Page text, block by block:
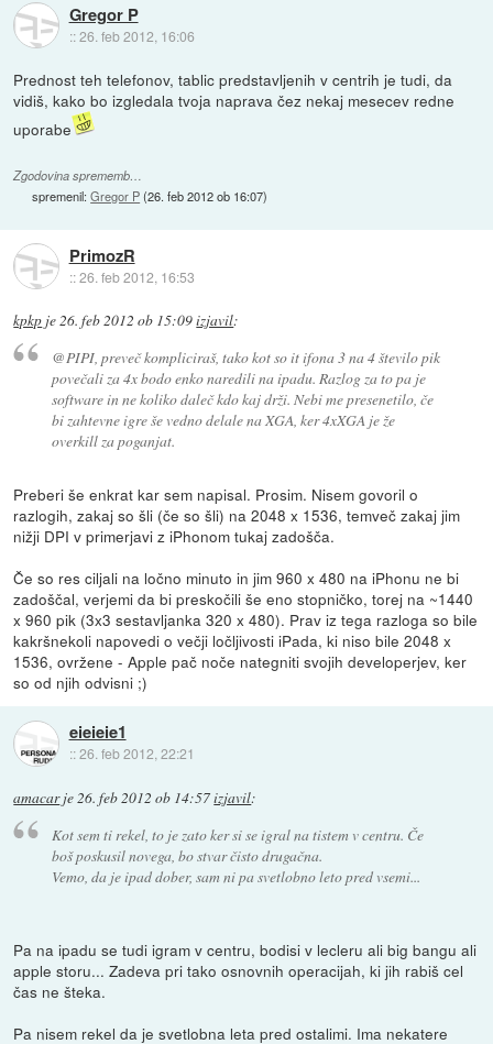
Gregor P
::26. feb 2012, 16:06
Prednost teh telefonov, tablic predstavljenih v centrih je tudi, da
vidiš, kako bo izgledala tvoja naprava čez nekaj mesecev redne
uporabe
Zgodovina sprememb…
spremenil:Gregor P(26. feb 2012 ob 16:07)
PrimozR
::26. feb 2012, 16:53
kpkp je26. feb 2012 ob 15:09izjavil:
@PIPI, preveč kompliciraš, tako kot so it ifona 3 na 4 število pik
povečali za 4x bodo enko naredili na ipadu. Razlog za to pa je
software in ne koliko daleč kdo kaj drži. Nebi me presenetilo, če
bi zahtevne igre še vedno delale na XGA, ker 4xXGA je že
overkill za poganjat.
Preberi še enkrat kar sem napisal. Prosim. Nisem govoril o
razlogih, zakaj so šli (če so šli) na 2048 x 1536, temveč zakaj jim
nižji DPI v primerjavi z iPhonom tukaj zadošča.
Če so res ciljali na ločno minuto in jim 960 x 480 na iPhonu ne bi
zadoščal, verjemi da bi preskočili še eno stopničko, torej na ~1440
x 960 pik (3x3 sestavljanka 320 x 480). Prav iz tega razloga so bile
kakršnekoli napovedi o večji ločljivosti iPada, ki niso bile 2048 x
1536, ovržene - Apple pač noče nategniti svojih developerjev, ker
so od njih odvisni ;)
eieieie1
::26. feb 2012, 22:21
amacarje26. feb 2012 ob 14:57izjavil:
Kot sem ti rekel, to je zato ker si se igral na tistem v centru. Če
boš poskusil novega, bo stvar čisto drugačna.
Vemo, da je ipad dober, sam ni pa svetlobno leto pred vsemi...
Pa na ipadu se tudi igram v centru, bodisi v lecleru ali big bangu ali
apple storu... Zadeva pri tako osnovnih operacijah, ki jih rabiš cel
čas ne šteka.
Pa nisem rekel da je svetlobna leta pred ostalimi. Ima nekatere